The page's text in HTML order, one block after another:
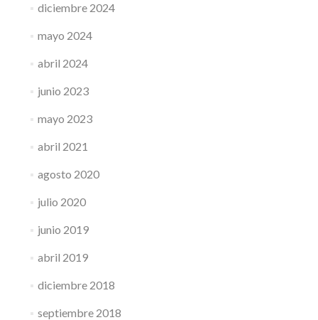
diciembre 2024
mayo 2024
abril 2024
junio 2023
mayo 2023
abril 2021
agosto 2020
julio 2020
junio 2019
abril 2019
diciembre 2018
septiembre 2018